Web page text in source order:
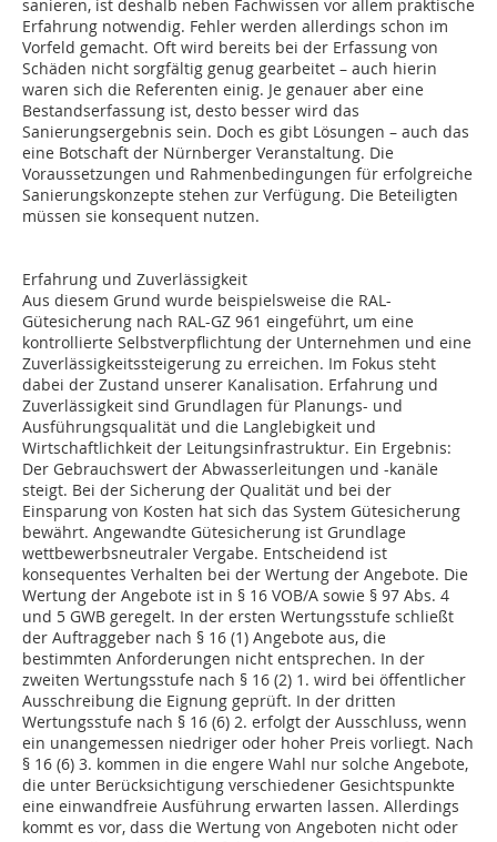
sanieren, ist deshalb neben Fachwissen vor allem praktische
Erfahrung notwendig. Fehler werden allerdings schon im
Vorfeld gemacht. Oft wird bereits bei der Erfassung von
Schäden nicht sorgfältig genug gearbeitet – auch hierin
waren sich die Referenten einig. Je genauer aber eine
Bestandserfassung ist, desto besser wird das
Sanierungsergebnis sein. Doch es gibt Lösungen – auch das
eine Botschaft der Nürnberger Veranstaltung. Die
Voraussetzungen und Rahmenbedingungen für erfolgreiche
Sanierungskonzepte stehen zur Verfügung. Die Beteiligten
müssen sie konsequent nutzen.
Erfahrung und Zuverlässigkeit
Aus diesem Grund wurde beispielsweise die RAL-
Gütesicherung nach RAL-GZ 961 eingeführt, um eine
kontrollierte Selbstverpflichtung der Unternehmen und eine
Zuverlässigkeitssteigerung zu erreichen. Im Fokus steht
dabei der Zustand unserer Kanalisation. Erfahrung und
Zuverlässigkeit sind Grundlagen für Planungs- und
Ausführungsqualität und die Langlebigkeit und
Wirtschaftlichkeit der Leitungsinfrastruktur. Ein Ergebnis:
Der Gebrauchswert der Abwasserleitungen und -kanäle
steigt. Bei der Sicherung der Qualität und bei der
Einsparung von Kosten hat sich das System Gütesicherung
bewährt. Angewandte Gütesicherung ist Grundlage
wettbewerbsneutraler Vergabe. Entscheidend ist
konsequentes Verhalten bei der Wertung der Angebote. Die
Wertung der Angebote ist in § 16 VOB/A sowie § 97 Abs. 4
und 5 GWB geregelt. In der ersten Wertungsstufe schließt
der Auftraggeber nach § 16 (1) Angebote aus, die
bestimmten Anforderungen nicht entsprechen. In der
zweiten Wertungsstufe nach § 16 (2) 1. wird bei öffentlicher
Ausschreibung die Eignung geprüft. In der dritten
Wertungsstufe nach § 16 (6) 2. erfolgt der Ausschluss, wenn
ein unangemessen niedriger oder hoher Preis vorliegt. Nach
§ 16 (6) 3. kommen in die engere Wahl nur solche Angebote,
die unter Berücksichtigung verschiedener Gesichtspunkte
eine einwandfreie Ausführung erwarten lassen. Allerdings
kommt es vor, dass die Wertung von Angeboten nicht oder